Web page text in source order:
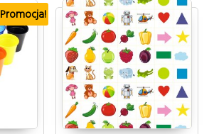
Promocja!